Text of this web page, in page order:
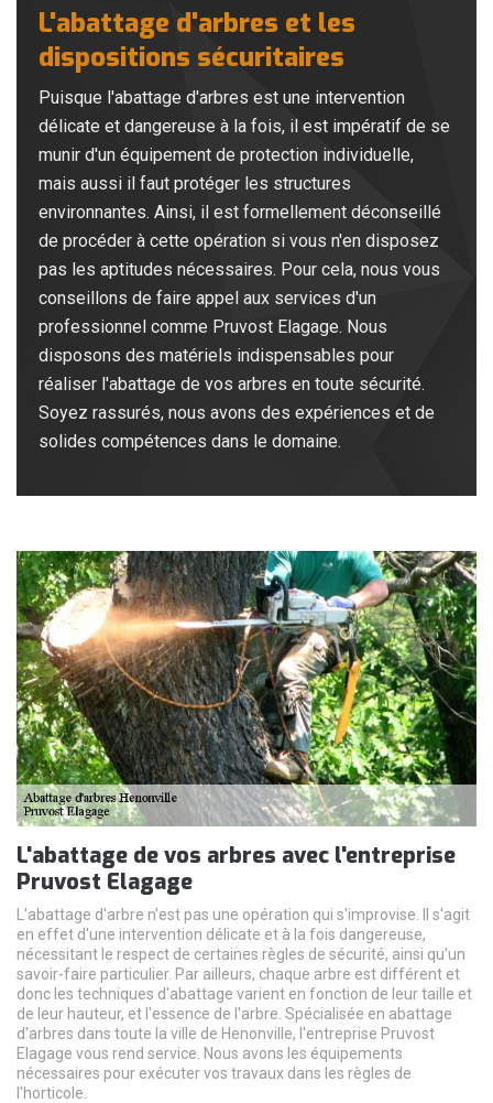
L'abattage d'arbres et les
dispositions sécuritaires
Puisque l'abattage d'arbres est une intervention
délicate et dangereuse à la fois, il est impératif de se
munir d'un équipement de protection individuelle,
mais aussi il faut protéger les structures
environnantes. Ainsi, il est formellement déconseillé
de procéder à cette opération si vous n'en disposez
pas les aptitudes nécessaires. Pour cela, nous vous
conseillons de faire appel aux services d'un
professionnel comme Pruvost Elagage. Nous
disposons des matériels indispensables pour
réaliser l'abattage de vos arbres en toute sécurité.
Soyez rassurés, nous avons des expériences et de
solides compétences dans le domaine.
L'abattage de vos arbres avec l'entreprise
Pruvost Elagage
L'abattage d'arbre n'est pas une opération qui s'improvise. Il s'agit
en effet d'une intervention délicate et à la fois dangereuse,
nécessitant le respect de certaines règles de sécurité, ainsi qu'un
savoir-faire particulier. Par ailleurs, chaque arbre est différent et
donc les techniques d'abattage varient en fonction de leur taille et
de leur hauteur, et l'essence de l'arbre. Spécialisée en abattage
d'arbres dans toute la ville de Henonville, l'entreprise Pruvost
Elagage vous rend service. Nous avons les équipements
nécessaires pour exécuter vos travaux dans les règles de
l'horticole.